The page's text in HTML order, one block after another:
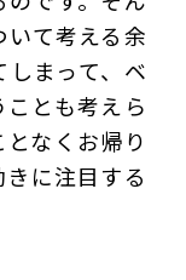
て考える余
まって、ベ
とも考えら
なくお帰り
に注目する